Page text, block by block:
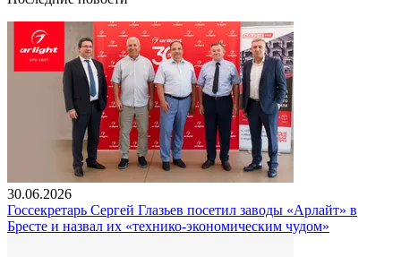
30.06.2026
Госсекретарь Сергей Глазьев посетил заводы «Арлайт» в
Бресте и назвал их «технико-экономическим чудом»